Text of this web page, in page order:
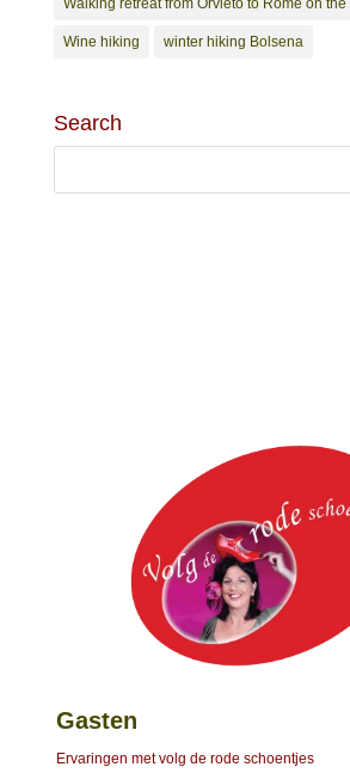
Walking retreat from Orvieto to Rome on
Wine hiking winter hiking Bolsena
Search
Gasten
Ervaringen met volg de rode schoentjes